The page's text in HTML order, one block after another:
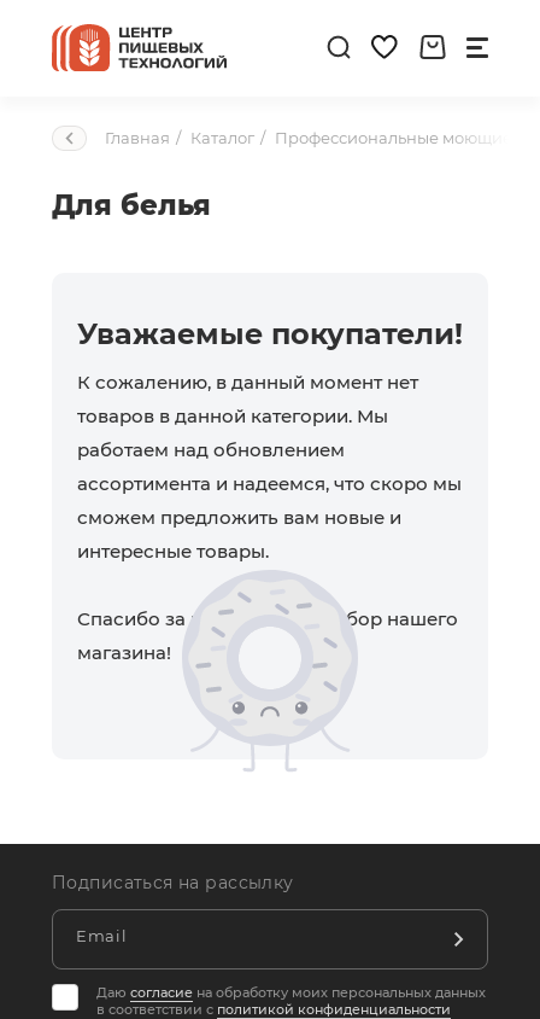
Главная Каталог Профессиональные моющие
Для белья
Уважаемые покупатели!
К сожалению, в данный момент нет
товаров в данной категории. Мы
работаем над обновлением
ассортимента и надеемся, что скоро мы
сможем предложить вам новые и
интересные товары.
Спасибо за понимание и выбор нашего
магазина!
Подписаться на рассылку
Email
Даю согласие на обработку моих персональных данных
в соответствии с политикой конфиденциальности